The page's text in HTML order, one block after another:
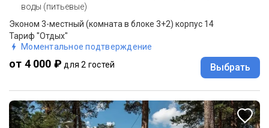
воды (питьевые)
Эконом 3-местный (комната в блоке 3+2) корпус 14
Тариф "Отдых"
Моментальное подтверждение
от 4 000 ₽ для 2 гостей Выбрать